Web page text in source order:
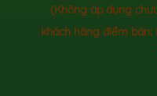
(Không áp dụng
khách hàng điểm bán: